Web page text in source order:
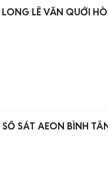
LÊ VĂN QUỚI
SÁT AEON BÌNH